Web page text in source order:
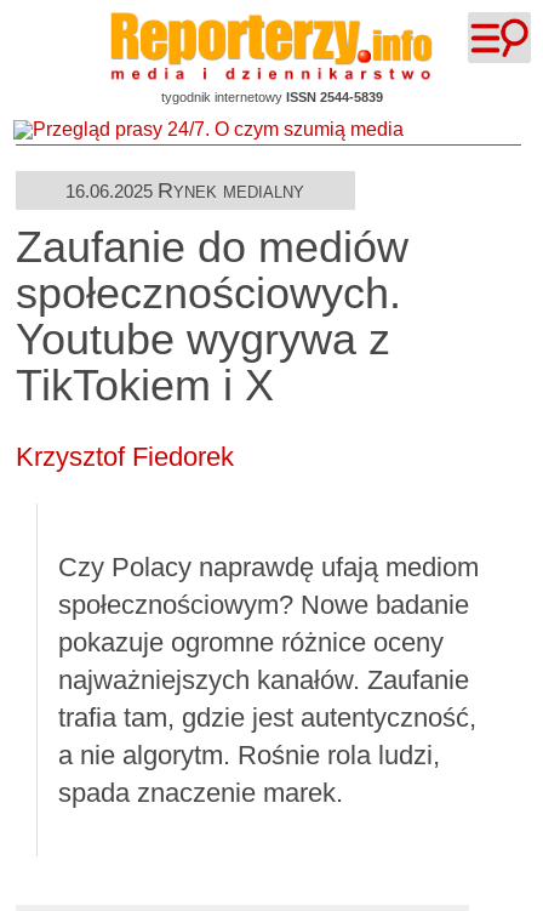
tygodnik internetowy ISSN 2544-5839
16.06.2025 Rynek medialny
Zaufanie do mediów
społecznościowych.
Youtube wygrywa z
TikTokiem i X
Krzysztof Fiedorek
Czy Polacy naprawdę ufają mediom
społecznościowym? Nowe badanie
pokazuje ogromne różnice oceny
najważniejszych kanałów. Zaufanie
trafia tam, gdzie jest autentyczność,
a nie algorytm. Rośnie rola ludzi,
spada znaczenie marek.